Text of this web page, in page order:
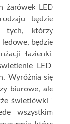
żarówek LED
będzie
tych, którzy
będzie
łazienki,
LED,
Wyróżnia się
biurowe, ale
świetlówki i
wszystkim